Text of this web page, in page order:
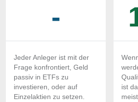
-
Jeder Anleger ist mit der
Frage konfrontiert, Geld
passiv in ETFs zu
investieren, oder auf
Einzelaktien zu setzen.
ist